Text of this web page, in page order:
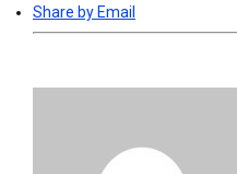
Share by Email